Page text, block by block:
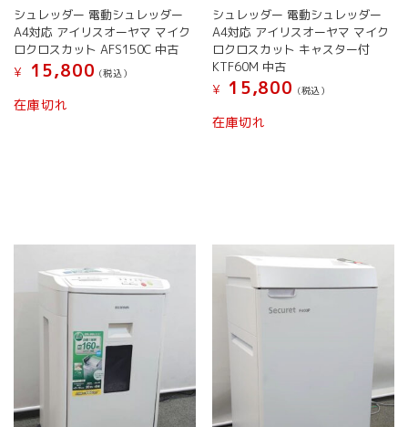
シュレッダー 電動シュレッダー
A4対応 アイリスオーヤマ マイク
ロクロスカット AFS150C 中古
¥
15,800 (税込）
在庫切れ
シュレッダー 電動シュレッダー
A4対応 アイリスオーヤマ マイク
ロクロスカット キャスター付
KTF60M 中古
¥
15,800 (税込）
在庫切れ